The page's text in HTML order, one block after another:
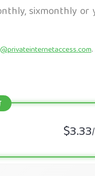
sixmonthly or
.
$3.33